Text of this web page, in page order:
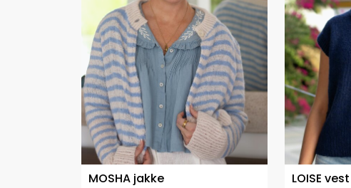
MOSHA jakke LOISE vest